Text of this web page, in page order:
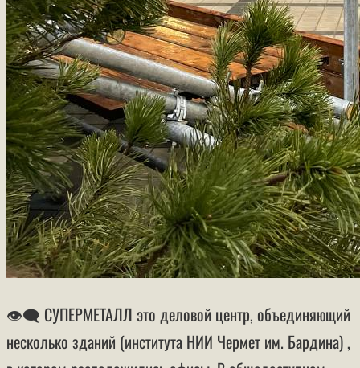
👁‍🗨 СУПЕРМЕТАЛЛ это деловой центр, объединяющий
несколько зданий (института НИИ Чермет им. Бардина) ,